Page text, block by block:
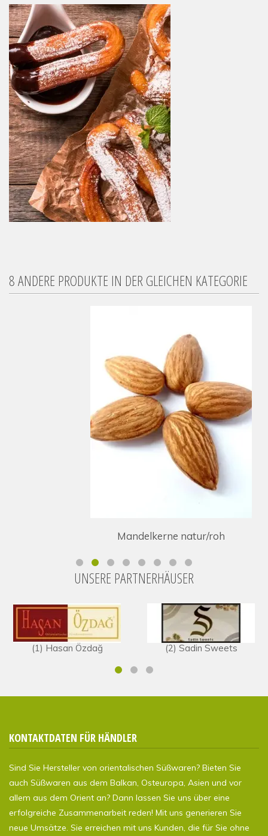
8 ANDERE PRODUKTE IN DER GLEICHEN KATEGORIE
Mandelkerne natur/roh
UNSERE PARTNERHÄUSER
(1) Hasan Özdağ (2) Sadin Sweets
KONTAKTDATEN FÜR HÄNDLER
Sind Sie Hersteller von orientalischen Süßwaren? Bieten Sie
auch Süßwaren aus dem Balkan, Osteuropa, Asien und vor
allem aus dem Orient an? Dann lassen Sie uns über eine
erfolgreiche Zusammenarbeit reden! Mit uns generieren Sie
neue Umsätze. Sie erreichen mit uns Kunden, die für Sie ohne